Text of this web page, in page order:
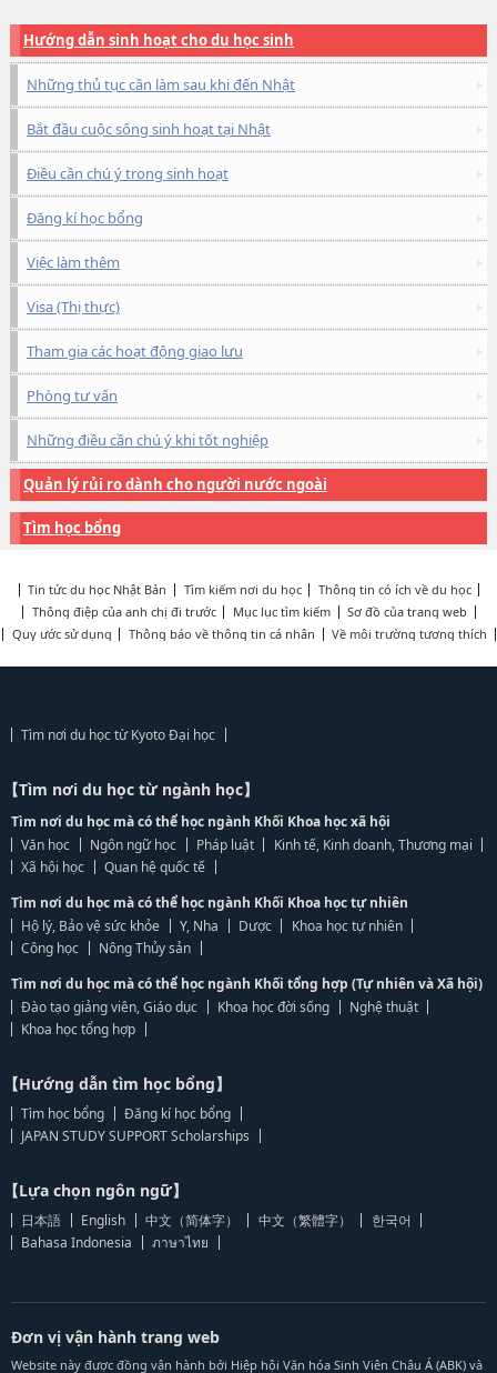
Hướng dẫn sinh hoạt cho du học sinh
Những thủ tục cần làm sau khi đến Nhật
Bắt đầu cuộc sống sinh hoạt tại Nhật
Điều cần chú ý trong sinh hoạt
Đăng kí học bổng
Việc làm thêm
Visa (Thị thực)
Tham gia các hoạt động giao lưu
Phòng tư vấn
Những điều cần chú ý khi tốt nghiệp
Quản lý rủi ro dành cho người nước ngoài
Tìm học bổng
Tin tức du học Nhật Bản Tìm kiếm nơi du học
Thông tin có ích về du học
Thông điệp của anh chị đi trước
Mục lục tìm kiếm
Sơ đồ của trang web
Quy ước sử dụng
Thông báo về thông tin cá nhân Về môi trường tương thích
Tìm nơi du học từ Kyoto Đại học
【Tìm nơi du học từ ngành học】
Tìm nơi du học mà có thể học ngành Khối Khoa học xã hội
Văn học
Ngôn ngữ học Pháp luật
Kinh tế, Kinh doanh, Thương mại
Xã hội học
Quan hệ quốc tế
Tìm nơi du học mà có thể học ngành Khối Khoa học tự nhiên
Hộ lý, Bảo vệ sức khỏe
Y, Nha Dược
Khoa học tự nhiên
Công học
Nông Thủy sản
Tìm nơi du học mà có thể học ngành Khối tổng hợp (Tự nhiên và Xã hội)
Đào tạo giảng viên, Giáo dục
Khoa học đời sống
Nghệ thuật
Khoa học tổng hợp
【Hướng dẫn tìm học bổng】
Tìm học bổng
Đăng kí học bổng
JAPAN STUDY SUPPORT Scholarships
【Lựa chọn ngôn ngữ】
日本語 English 中文（简体字） 中文（繁體字）
한국어
Bahasa Indonesia
ภาษาไทย
Đơn vị vận hành trang web
Website này được đồng vận hành bởi Hiệp hội Văn hóa Sinh Viên Châu Á (ABK) và